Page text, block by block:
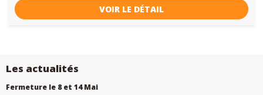
VOIR LE DÉTAIL
Les actualités
Fermeture le 8 et 14 Mai